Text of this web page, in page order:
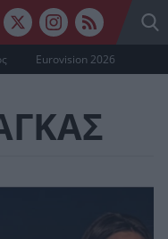
Eurovision 2026